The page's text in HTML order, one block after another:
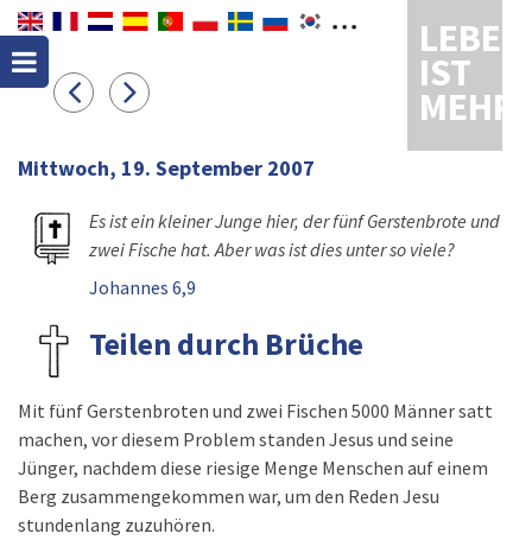
LEBEN
IST
MEHR
Mittwoch, 19. September 2007
Es ist ein kleiner Junge hier, der fünf Gerstenbrote und
zwei Fische hat. Aber was ist dies unter so viele?
Johannes 6,9
Teilen durch Brüche
Mit fünf Gerstenbroten und zwei Fischen 5000 Männer satt
machen, vor diesem Problem standen Jesus und seine
Jünger, nachdem diese riesige Menge Menschen auf einem
Berg zusammengekommen war, um den Reden Jesu
stundenlang zuzuhören.